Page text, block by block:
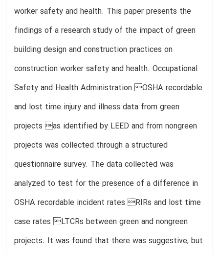
worker safety and health. This paper presents the
findings of a research study of the impact of green
building design and construction practices on
construction worker safety and health. Occupational
Safety and Health Administration OSHA recordable
and lost time injury and illness data from green
projects as identified by LEED and from nongreen
projects was collected through a structured
questionnaire survey. The data collected was
analyzed to test for the presence of a difference in
OSHA recordable incident rates RIRs and lost time
case rates LTCRs between green and nongreen
projects. It was found that there was suggestive, but